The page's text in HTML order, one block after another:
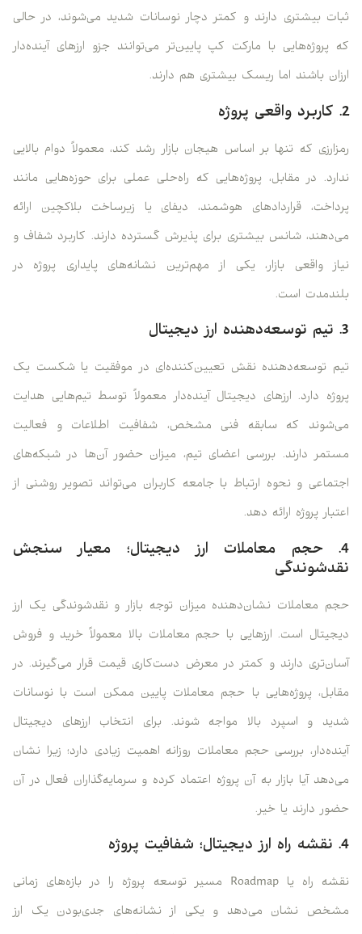
ثبات بیشتری دارند و کمتر دچار نوسانات شدید می‌شوند، در حالی
که پروژه‌هایی با مارکت کپ پایین‌تر می‌توانند جزو ارزهای آینده‌دار
ارزان باشند اما ریسک بیشتری هم دارند.
2. کاربرد واقعی پروژه
رمزارزی که تنها بر اساس هیجان بازار رشد کند، معمولاً دوام بالایی
ندارد. در مقابل، پروژه‌هایی که راه‌حلی عملی برای حوزه‌هایی مانند
پرداخت، قراردادهای هوشمند، دیفای یا زیرساخت بلاکچین ارائه
می‌دهند، شانس بیشتری برای پذیرش گسترده دارند. کاربرد شفاف و
نیاز واقعی بازار، یکی از مهم‌ترین نشانه‌های پایداری پروژه در
بلندمدت است.
3. تیم توسعه‌دهنده ارز دیجیتال
تیم توسعه‌دهنده نقش تعیین‌کننده‌ای در موفقیت یا شکست یک
پروژه دارد. ارزهای دیجیتال آینده‌دار معمولاً توسط تیم‌هایی هدایت
می‌شوند که سابقه فنی مشخص، شفافیت اطلاعات و فعالیت
مستمر دارند. بررسی اعضای تیم، میزان حضور آن‌ها در شبکه‌های
اجتماعی و نحوه ارتباط با جامعه کاربران می‌تواند تصویر روشنی از
اعتبار پروژه ارائه دهد.
4. حجم معاملات ارز دیجیتال؛ معیار سنجش
نقدشوندگی
حجم معاملات نشان‌دهنده میزان توجه بازار و نقدشوندگی یک ارز
دیجیتال است. ارزهایی با حجم معاملات بالا معمولاً خرید و فروش
آسان‌تری دارند و کمتر در معرض دست‌کاری قیمت قرار می‌گیرند. در
مقابل، پروژه‌هایی با حجم معاملات پایین ممکن است با نوسانات
شدید و اسپرد بالا مواجه شوند. برای انتخاب ارزهای دیجیتال
آینده‌دار، بررسی حجم معاملات روزانه اهمیت زیادی دارد؛ زیرا نشان
می‌دهد آیا بازار به آن پروژه اعتماد کرده و سرمایه‌گذاران فعال در آن
حضور دارند یا خیر.
4. نقشه راه ارز دیجیتال؛ شفافیت پروژه
نقشه راه یا Roadmap مسیر توسعه پروژه را در بازه‌های زمانی
مشخص نشان می‌دهد و یکی از نشانه‌های جدی‌بودن یک ارز